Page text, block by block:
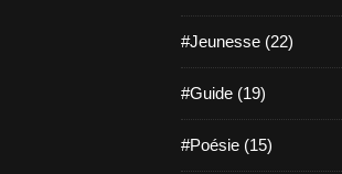
#Jeunesse (22)
#Guide (19)
#Poésie (15)